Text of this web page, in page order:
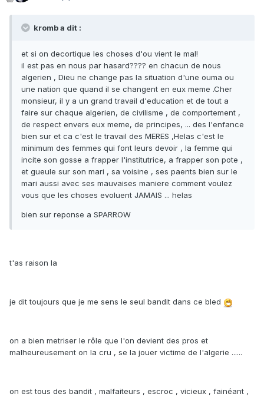
kromb a dit :
et si on decortique les choses d'ou vient le mal!
il est pas en nous par hasard???? en chacun de nous
algerien , Dieu ne change pas la situation d'une ouma ou
une nation que quand il se changent en eux meme .Cher
monsieur, il y a un grand travail d'education et de tout a
faire sur chaque algerien, de civilisme , de comportement ,
de respect envers eux meme, de principes, ... des l'enfance
bien sur et ca c'est le travail des MERES ,Helas c'est le
minimum des femmes qui font leurs devoir , la femme qui
incite son gosse a frapper l'institutrice, a frapper son pote ,
et gueule sur son mari , sa voisine , ses paents bien sur le
mari aussi avec ses mauvaises maniere comment voulez
vous que les choses evoluent JAMAIS ... helas
bien sur reponse a SPARROW
t'as raison la
je dit toujours que je me sens le seul bandit dans ce bled
on a bien metriser le rôle que l'on devient des pros et
malheureusement on la cru , se la jouer victime de l'algerie ......
on est tous des bandit , malfaiteurs , escroc , vicieux , fainéant ,